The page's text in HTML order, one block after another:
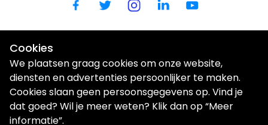
Wij gebruiken cookies om uw gebruikerservaring te verbeteren |
Cookies
We plaatsen graag cookies om onze website,
diensten en advertenties persoonlijker te maken.
Cookies slaan geen persoonsgegevens op. Vind je
dat goed? Wil je meer weten? Klik dan op “Meer
informatie”.